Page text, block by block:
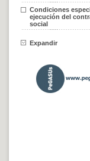
Condiciones
ejecución del
social
Expandir